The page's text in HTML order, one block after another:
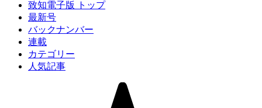
致知電子版 トップ
最新号
バックナンバー
連載
カテゴリー
人気記事